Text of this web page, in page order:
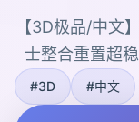
【3D极品/中文
士整合重置超
#3D #中文